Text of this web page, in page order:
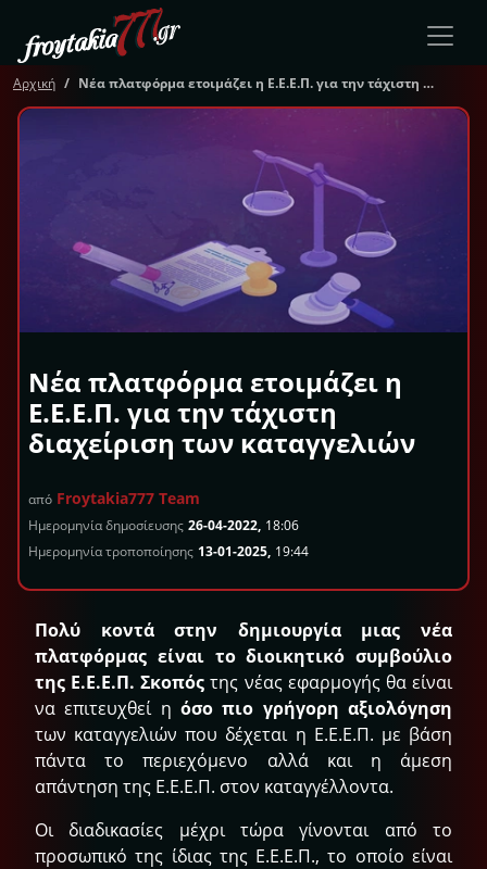
Αρχική Νέα πλατφόρμα ετοιμάζει η Ε.Ε.Ε.Π. για την τάχιστη διαχείριση των καταγγελιών
Νέα πλατφόρμα ετοιμάζει η
Ε.Ε.Ε.Π. για την τάχιστη
διαχείριση των καταγγελιών
από Froytakia777 Team
Ημερομηνία δημοσίευσης 26-04-2022, 18:06
Ημερομηνία τροποποίησης 13-01-2025, 19:44
Πολύ κοντά στην δημιουργία μιας νέα
πλατφόρμας είναι το διοικητικό συμβούλιο
της Ε.Ε.Ε.Π. Σκοπόςτης νέας εφαρμογής θα είναι
να επιτευχθεί η όσο πιο γρήγορη αξιολόγηση
των καταγγελιών που δέχεται η Ε.Ε.Ε.Π. με βάση
πάντα το περιεχόμενο αλλά και η άμεση
απάντηση της Ε.Ε.Ε.Π. στον καταγγέλλοντα.
Οι διαδικασίες μέχρι τώρα γίνονται από το
προσωπικό της ίδιας της Ε.Ε.Ε.Π., το οποίο είναι